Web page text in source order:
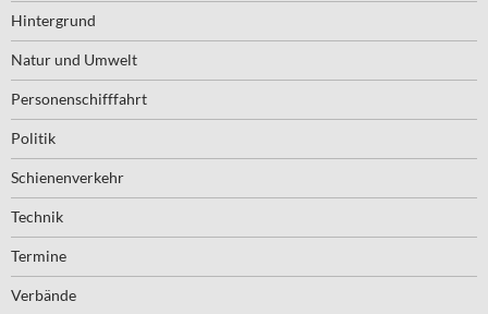
Hintergrund
Natur und Umwelt
Personenschifffahrt
Politik
Schienenverkehr
Technik
Termine
Verbände